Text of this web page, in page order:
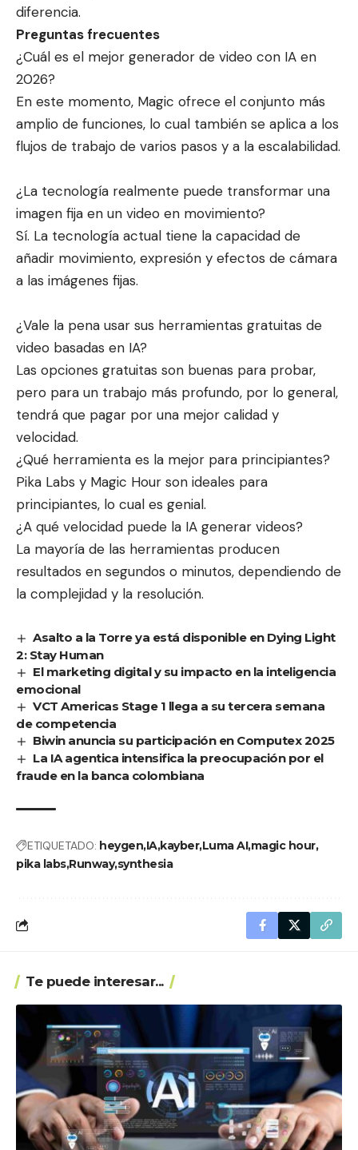
diferencia.
Preguntas frecuentes
¿Cuál es el mejor generador de video con IA en
2026?
En este momento, Magic ofrece el conjunto más
amplio de funciones, lo cual también se aplica a los
flujos de trabajo de varios pasos y a la escalabilidad.
¿La tecnología realmente puede transformar una
imagen fija en un video en movimiento?
Sí. La tecnología actual tiene la capacidad de
añadir movimiento, expresión y efectos de cámara
a las imágenes fijas.
¿Vale la pena usar sus herramientas gratuitas de
video basadas en IA?
Las opciones gratuitas son buenas para probar,
pero para un trabajo más profundo, por lo general,
tendrá que pagar por una mejor calidad y
velocidad.
¿Qué herramienta es la mejor para principiantes?
Pika Labs y Magic Hour son ideales para
principiantes, lo cual es genial.
¿A qué velocidad puede la IA generar videos?
La mayoría de las herramientas producen
resultados en segundos o minutos, dependiendo de
la complejidad y la resolución.
Asalto a la Torre ya está disponible en Dying Light
2: Stay Human
El marketing digital y su impacto en la inteligencia
emocional
VCT Americas Stage 1 llega a su tercera semana
de competencia
Biwin anuncia su participación en Computex 2025
La IA agentica intensifica la preocupación por el
fraude en la banca colombiana
ETIQUETADO: heygenIAkayberLuma AImagic hour
pika labsRunwaysynthesia
Te puede interesar...